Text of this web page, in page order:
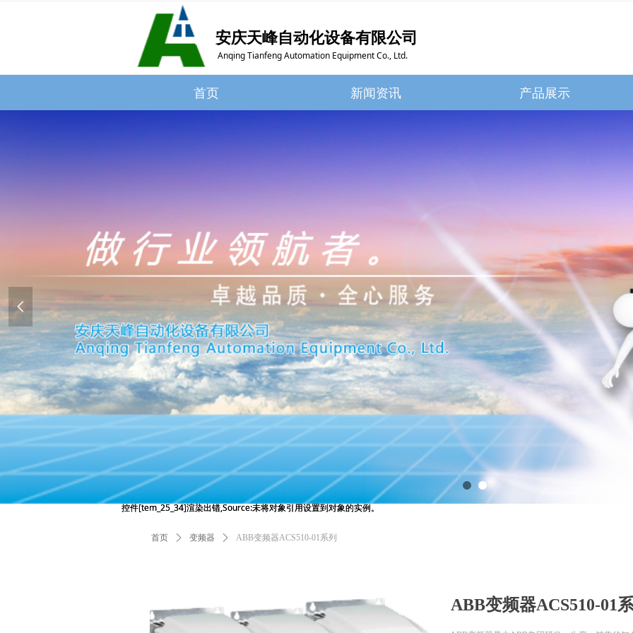
安庆天峰自动化设备有限公司
Anqing Tianfeng Automation Equipment Co., Ltd.
首页 新闻资讯 产品展示
넳
首页 ꄲ 变频器 ꄲ ABB变频器ACS510-01系列
ABB变频器ACS510-01
控件[tem_25_34]渲染出错,Source:未将对象引用设置到对象的实例。
控件[tem_25_34]渲染出错,Source:未将对象引用设置到对象的实例。